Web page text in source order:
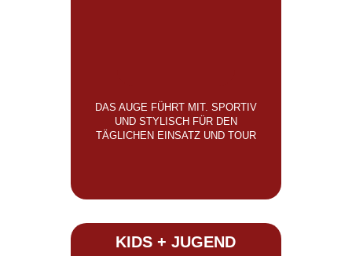
DAS AUGE FÜHRT MIT. SPORTIV
UND STYLISCH FÜR DEN
TÄGLICHEN EINSATZ UND TOUR
KIDS + JUGEND